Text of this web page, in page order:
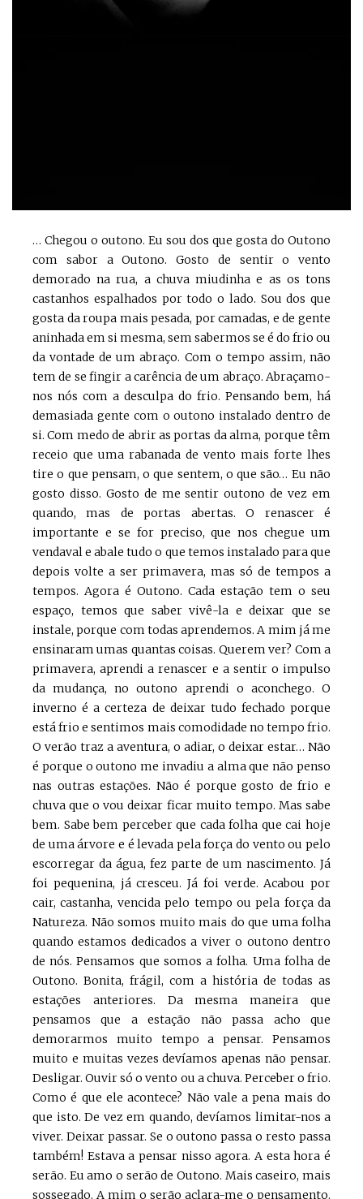
… Chegou o outono. Eu sou dos que gosta do Outono
com sabor a Outono. Gosto de sentir o vento
demorado na rua, a chuva miudinha e as os tons
castanhos espalhados por todo o lado. Sou dos que
gosta da roupa mais pesada, por camadas, e de gente
aninhada em si mesma, sem sabermos se é do frio ou
da vontade de um abraço. Com o tempo assim, não
tem de se fingir a carência de um abraço. Abraçamo-
nos nós com a desculpa do frio. Pensando bem, há
demasiada gente com o outono instalado dentro de
si. Com medo de abrir as portas da alma, porque têm
receio que uma rabanada de vento mais forte lhes
tire o que pensam, o que sentem, o que são… Eu não
gosto disso. Gosto de me sentir outono de vez em
quando, mas de portas abertas. O renascer é
importante e se for preciso, que nos chegue um
vendaval e abale tudo o que temos instalado para que
depois volte a ser primavera, mas só de tempos a
tempos. Agora é Outono. Cada estação tem o seu
espaço, temos que saber vivê-la e deixar que se
instale, porque com todas aprendemos. A mim já me
ensinaram umas quantas coisas. Querem ver? Com a
primavera, aprendi a renascer e a sentir o impulso
da mudança, no outono aprendi o aconchego. O
inverno é a certeza de deixar tudo fechado porque
está frio e sentimos mais comodidade no tempo frio.
O verão traz a aventura, o adiar, o deixar estar… Não
é porque o outono me invadiu a alma que não penso
nas outras estações. Não é porque gosto de frio e
chuva que o vou deixar ficar muito tempo. Mas sabe
bem. Sabe bem perceber que cada folha que cai hoje
de uma árvore e é levada pela força do vento ou pelo
escorregar da água, fez parte de um nascimento. Já
foi pequenina, já cresceu. Já foi verde. Acabou por
cair, castanha, vencida pelo tempo ou pela força da
Natureza. Não somos muito mais do que uma folha
quando estamos dedicados a viver o outono dentro
de nós. Pensamos que somos a folha. Uma folha de
Outono. Bonita, frágil, com a história de todas as
estações anteriores. Da mesma maneira que
pensamos que a estação não passa acho que
demorarmos muito tempo a pensar. Pensamos
muito e muitas vezes devíamos apenas não pensar.
Desligar. Ouvir só o vento ou a chuva. Perceber o frio.
Como é que ele acontece? Não vale a pena mais do
que isto. De vez em quando, devíamos limitar-nos a
viver. Deixar passar. Se o outono passa o resto passa
também! Estava a pensar nisso agora. A esta hora é
serão. Eu amo o serão de Outono. Mais caseiro, mais
sossegado. A mim o serão aclara-me o pensamento.